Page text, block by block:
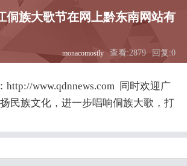
侗族大歌节在网上黔东南网站有
回复:0
查看:2879
monacomostly
http://www.qdnnews.com 同时欢迎广
民族文化，进一步唱响侗族大歌，打